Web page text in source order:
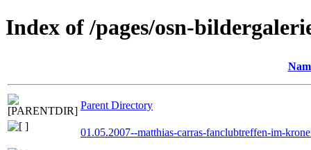
Index of /pages/osn-
Parent Directory
01.05.2007--matthias-carras-fanclubtreffen-im-